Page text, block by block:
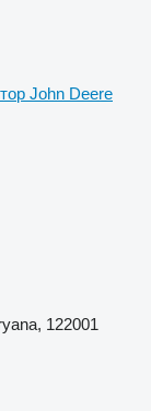
John Deere
122001